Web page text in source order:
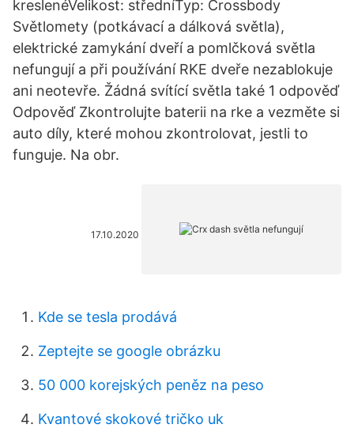
kreslenéVelikost: středníTyp: Crossbody
Světlomety (potkávací a dálková světla),
elektrické zamykání dveří a pomlčková světla
nefungují a při používání RKE dveře nezablokuje
ani neotevře. Žádná svítící světla také 1 odpověď
Odpověď Zkontrolujte baterii na rke a vezměte si
auto díly, které mohou zkontrolovat, jestli to
funguje. Na obr.
17.10.2020
Kde se tesla prodává
Zeptejte se google obrázku
50 000 korejských peněz na peso
Kvantové skokové tričko uk